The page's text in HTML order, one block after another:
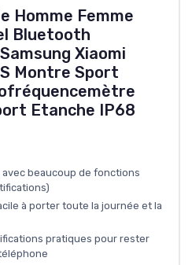
Homme Femme
Bluetooth
Xiaomi
Montre Sport
Etanche IP68
beaucoup de fonctions
à porter toute la journée et la
pratiques pour rester